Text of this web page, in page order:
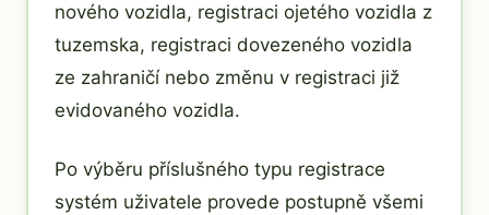
nového vozidla, registraci ojetého vozidla z
tuzemska, registraci dovezeného vozidla
ze zahraničí nebo změnu v registraci již
evidovaného vozidla.
Po výběru příslušného typu registrace
systém uživatele provede postupně všemi